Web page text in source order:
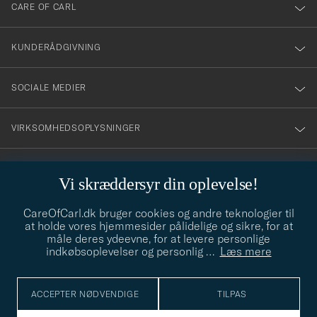
Vi skræddersyr din oplevelse!
CareOfCarl.dk bruger cookies og andre teknologier til
at holde vores hjemmesider pålidelige og sikre, for at
måle deres ydeevne, for at levere personlige
indkøbsoplevelser og personlig … Læs mere
ACCEPTER NØDVENDIGE TILPAS
vårt
nyhetsbrev!
CARE OF CARL
KUNDERÅDGIVNING
SOCIALE MEDIER
VIRKSOMHEDSOPLYSNINGER
info@careofcarl.dk
Behøver du hjælp til at finde din stil? Lad os hjælpe dig, vi hjælper
gerne til!
STILRÅD